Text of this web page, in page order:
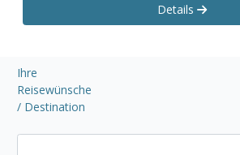
Details
Ihre
Reisewünsche
/ Destination